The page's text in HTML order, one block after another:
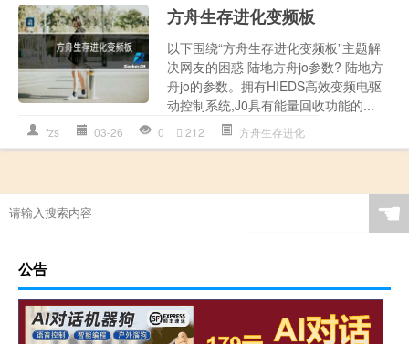
方舟生存进化变频板
以下围绕“方舟生存进化变频板”主题解
决网友的困惑 陆地方舟jo参数? 陆地方
舟jo的参数。拥有HIEDS高效变频电驱
动控制系统,J0具有能量回收功能的...
fzs 03-26 0 212 方舟生存进化
☚
公告